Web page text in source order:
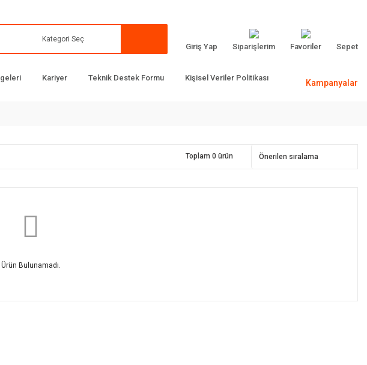
Giriş Yap Siparişlerim Favoriler Sepet
Kariyer Teknik Destek Formu
Kişisel Veriler Politikası
Kampanyalar
Toplam 0 ürün
Ürün Bulunamadı.